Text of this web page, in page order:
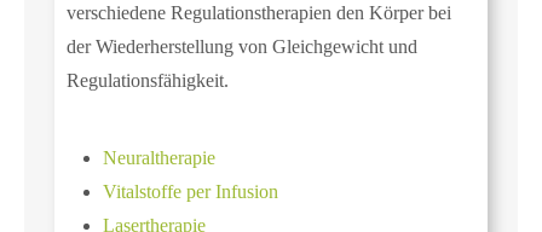
verschiedene Regulationstherapien den Körper bei
der Wiederherstellung von Gleichgewicht und
Regulationsfähigkeit.
Neuraltherapie
Vitalstoffe per Infusion
Lasertherapie